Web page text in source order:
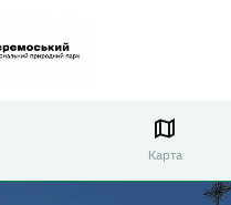
Карта